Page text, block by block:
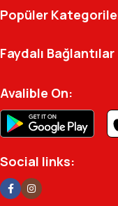
Kılıç Office
arşivinizdeki
Ofisinizin
profesyonel
Popüler
Faydalı Bağlantılar
Avalible On:
Social links: